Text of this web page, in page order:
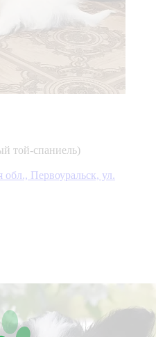
той-спаниель)
обл., Первоуральск, ул.